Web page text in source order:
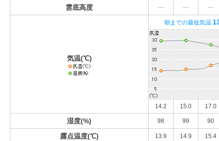
雲底高度 --- --- ---
気温(℃)
朝までの最低気温
14.2 15.0 17.0
湿度(%) 98 99 90
露点温度(℃) 13.9 14.9 15.4